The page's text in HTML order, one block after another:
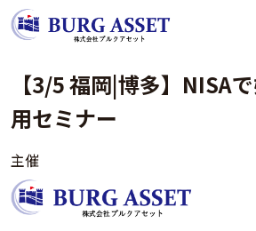
【3/5 福岡|博多】NISA
用セミナー
主催